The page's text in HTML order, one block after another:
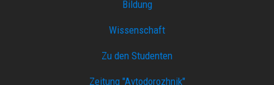
Bildung
Wissenschaft
Zu den Studenten
Zeitung "Avtodorozhnik"